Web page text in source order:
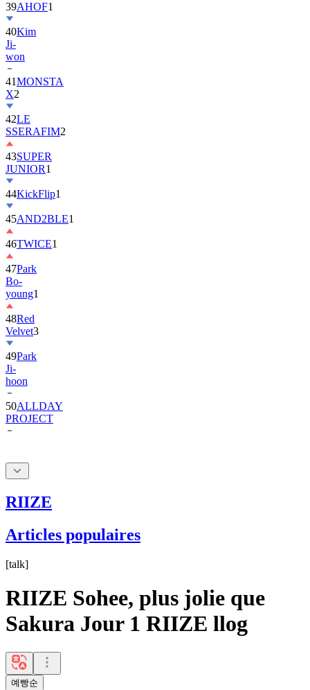
40Kim
Ji-
won
41MONSTA
X
42LE
SSERAFIM
43SUPER
JUNIOR
44KickFlip
45AND2BLE
46TWICE1
47Park
Bo-
young1
48Red
Velvet
49Park
Ji-
hoon
50ALLDAY
PROJECT
RIIZE
Articles populaires
[talk]
RIIZE Sohee, plus jolie que
Sakura Jour 1 RIIZE llog
예빵순